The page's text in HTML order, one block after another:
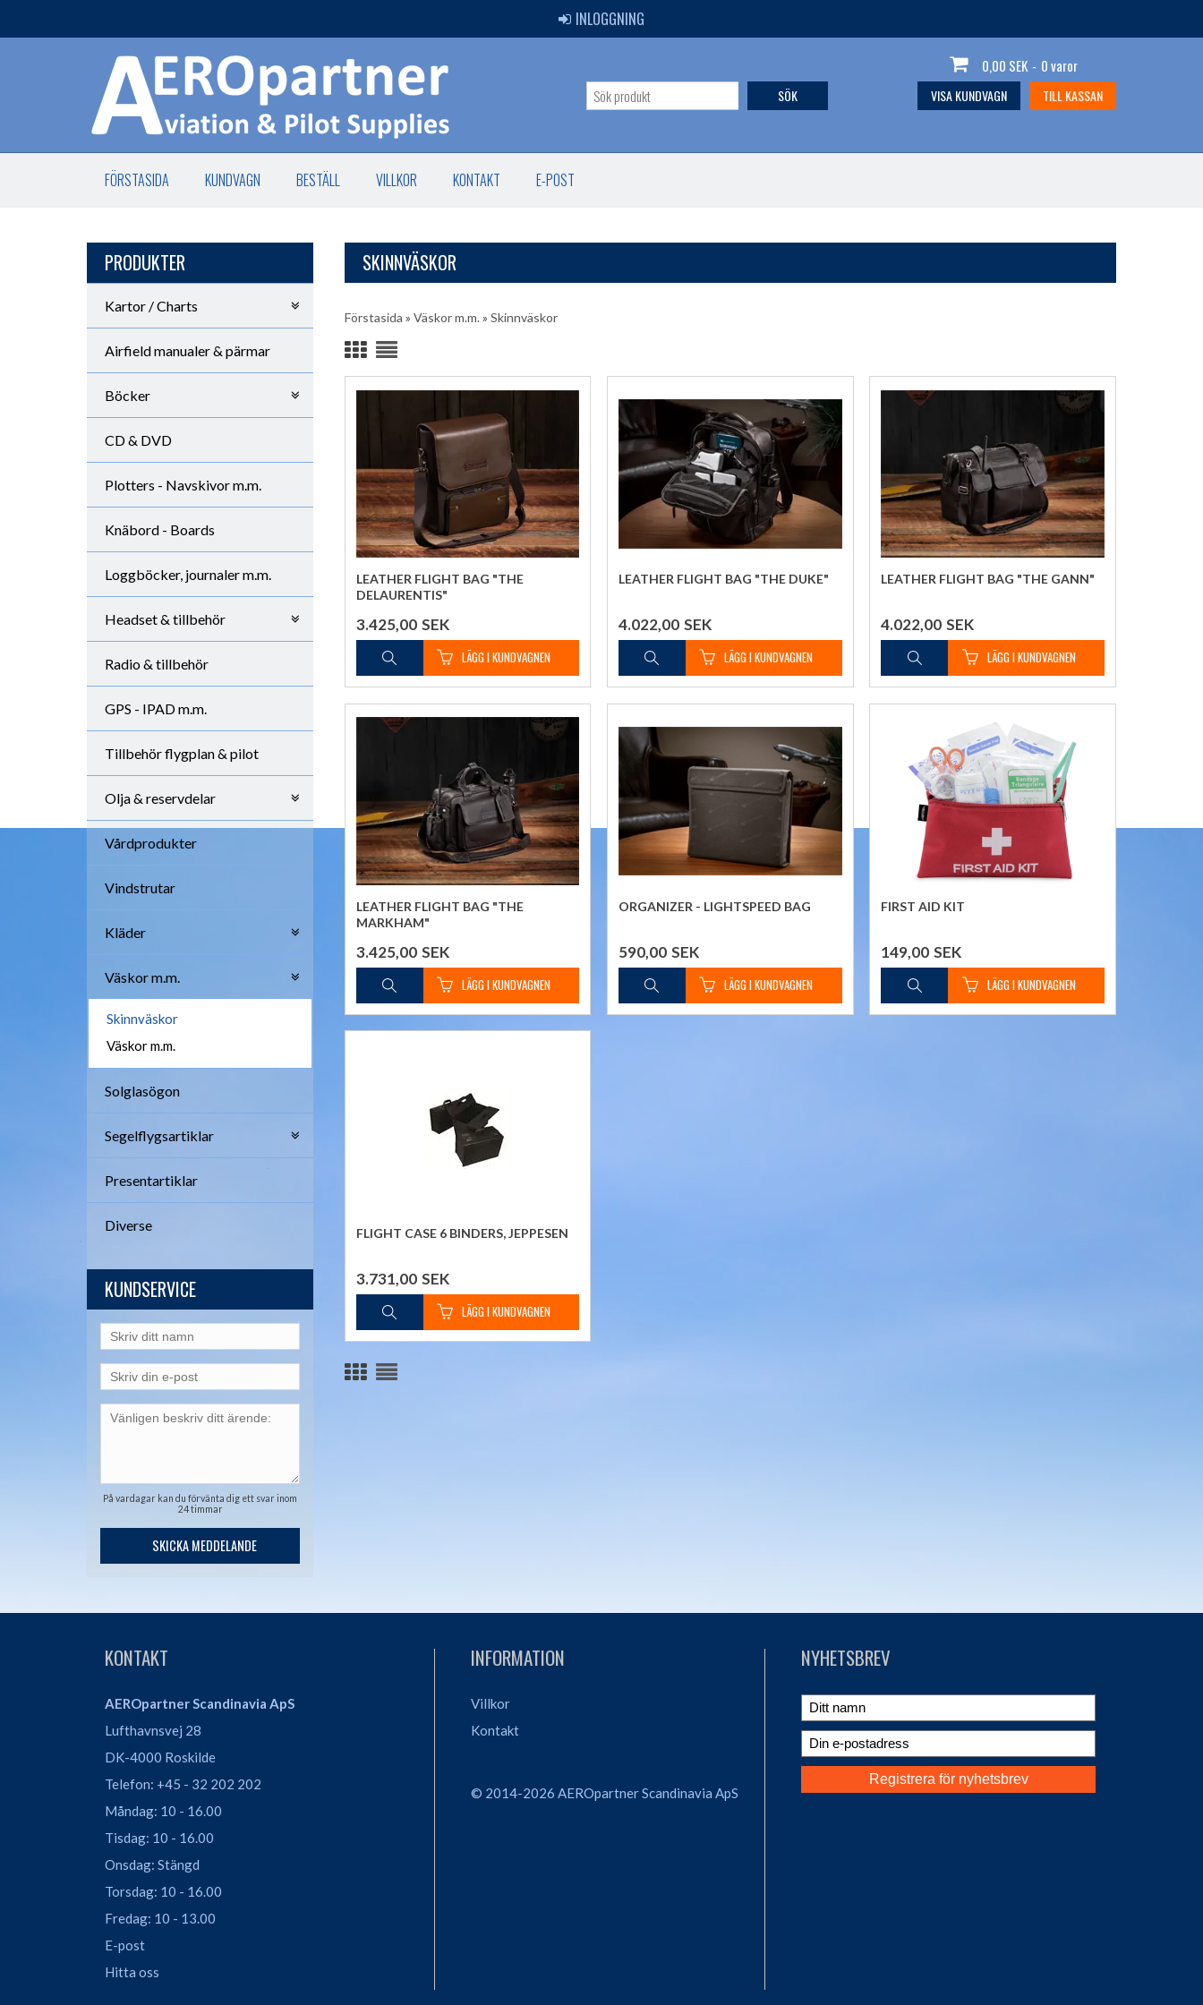
INLOGGNING
0,00 SEK - 0 varor
VISA KUNDVAGN TILL KASSAN
FÖRSTASIDA KUNDVAGN BESTÄLL VILLKOR KONTAKT E-POST
SÖK
PRODUKTER
Kartor / Charts
Airfield manualer & pärmar
Böcker
CD & DVD
Plotters - Navskivor m.m.
Knäbord - Boards
Loggböcker, journaler m.m.
Headset & tillbehör
Radio & tillbehör
GPS - IPAD m.m.
Tillbehör flygplan & pilot
Olja & reservdelar
Vårdprodukter
Vindstrutar
Kläder
Väskor m.m.
Skinnväskor
Väskor m.m.
Solglasögon
Segelflygsartiklar
Presentartiklar
Diverse
KUNDSERVICE
På vardagar kan du förvänta dig ett svar inom
24 timmar
SKINNVÄSKOR
Förstasida » Väskor m.m.» Skinnväskor
LEATHER FLIGHT BAG "THE
DELAURENTIS"
3.425,00 SEK
LEATHER FLIGHT BAG "THE DUKE"
4.022,00 SEK
LEATHER FLIGHT BAG "THE GANN"
4.022,00 SEK
LEATHER FLIGHT BAG "THE
MARKHAM"
3.425,00 SEK
ORGANIZER - LIGHTSPEED BAG
590,00 SEK
FIRST AID KIT
149,00 SEK
FLIGHT CASE 6 BINDERS, JEPPESEN
3.731,00 SEK
KONTAKT
AEROpartner Scandinavia ApS
Lufthavnsvej 28
DK-4000 Roskilde
Telefon: +45 - 32 202 202
Måndag: 10 - 16.00
Tisdag: 10 - 16.00
Onsdag: Stängd
Torsdag: 10 - 16.00
Fredag: 10 - 13.00
E-post
Hitta oss
INFORMATION
Villkor
Kontakt
© 2014-2026 AEROpartner Scandinavia ApS
NYHETSBREV